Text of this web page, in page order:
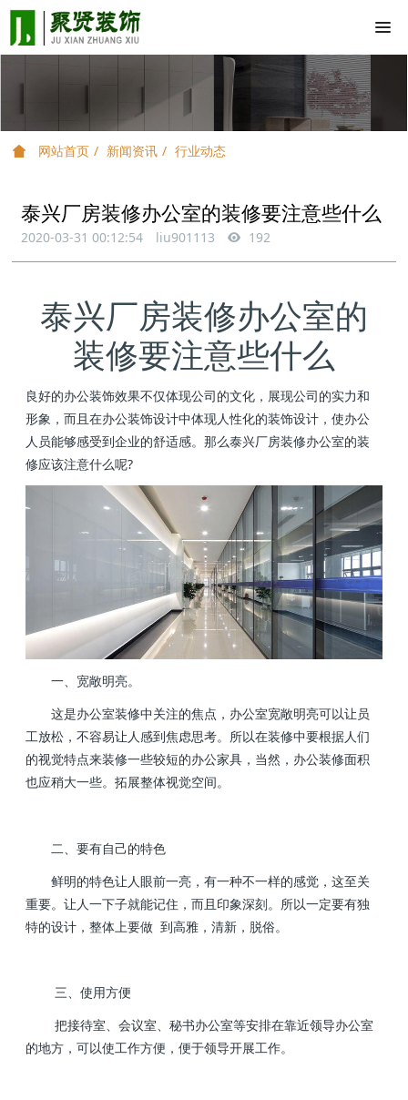
网站首页 新闻资讯 行业动态
泰兴厂房装修办公室的装修要注意些什么
2020-03-31 00:12:54 liu901113 192
泰兴厂房装修办公室的
装修要注意些什么
良好的办公装饰效果不仅体现公司的文化，展现公司的实力和
形象，而且在办公装饰设计中体现人性化的装饰设计，使办公
人员能够感受到企业的舒适感。那么泰兴厂房装修办公室的装
修应该注意什么呢?
一、宽敞明亮。
这是办公室装修中关注的焦点，办公室宽敞明亮可以让员
工放松，不容易让人感到焦虑思考。所以在装修中要根据人们
的视觉特点来装修一些较短的办公家具，当然，办公装修面积
也应稍大一些。拓展整体视觉空间。
二、要有自己的特色
鲜明的特色让人眼前一亮，有一种不一样的感觉，这至关
重要。让人一下子就能记住，而且印象深刻。所以一定要有独
特的设计，整体上要做 到高雅，清新，脱俗。
三、使用方便
把接待室、会议室、秘书办公室等安排在靠近领导办公室
的地方，可以使工作方便，便于领导开展工作。